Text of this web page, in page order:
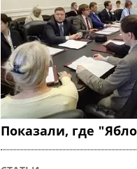
Показали, где